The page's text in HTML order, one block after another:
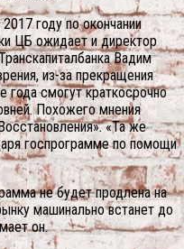
году по окончании
ЦБ ожидает и директор
Вадим
из-за прекращения
года смогут краткосрочно
Похожего мнения
«Та же
госпрограмме по помощи
не будет продлена на
машинально встанет до
он.